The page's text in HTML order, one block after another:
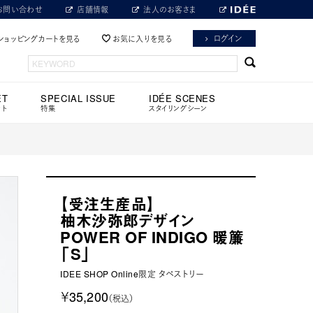
問い合わせ 店舗情報 法人のお客さま
ョッピングカートを見る お気に入りを見る ログイン
SPECIAL ISSUE
特集
IDÉE SCENES
スタイリングシーン
【受注生産品】
柚木沙弥郎デザイン
POWER OF INDIGO 暖簾
「S」
IDEE SHOP Online限定 タペストリー
￥35,200（税込）